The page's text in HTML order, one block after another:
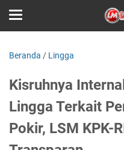
Beranda / Lingga
Kisruhnya
Lingga Terkait
Pokir, LSM KPK-